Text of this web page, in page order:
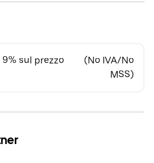
sul prezzo
(No IVA/No
MSS)